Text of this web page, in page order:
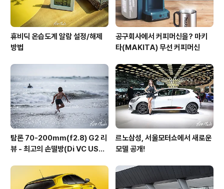
휴비딕 온습도계 알람 설정/해제
방법
공구회사에서 커피머신을? 마키
타(MAKITA) 무선 커피머신
탐론 70-200mm(f2.8) G2 리
뷰 - 최고의 손떨방(Di VC USD
르노삼성, 서울모터쇼에서 새로운
모델 공개!